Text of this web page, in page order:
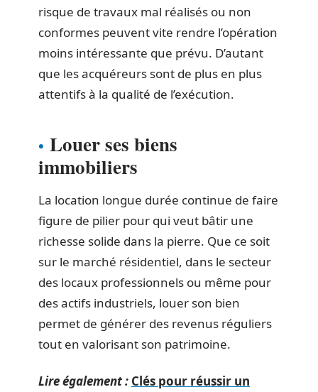
risque de travaux mal réalisés ou non
conformes peuvent vite rendre l’opération
moins intéressante que prévu. D’autant
que les acquéreurs sont de plus en plus
attentifs à la qualité de l’exécution.
Louer ses biens
immobiliers
La location longue durée continue de faire
figure de pilier pour qui veut bâtir une
richesse solide dans la pierre. Que ce soit
sur le marché résidentiel, dans le secteur
des locaux professionnels ou même pour
des actifs industriels, louer son bien
permet de générer des revenus réguliers
tout en valorisant son patrimoine.
Lire également : Clés pour réussir un